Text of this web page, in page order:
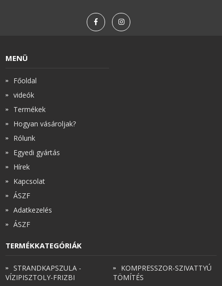
MENÜ
Főoldal
videók
Termékek
Hogyan vásároljak?
Rólunk
Egyedi gyártás
Hírek
Kapcsolat
ÁSZF
Adatkezelés
ÁSZF
TERMÉKKATEGÓRIÁK
STRANDKAPSZULA -
VÍZIPISZTOLY-FRIZBI
KOMPRESSZOR-SZIVATTYÚ
TÖMÍTÉS